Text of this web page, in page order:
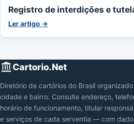
Registro de interdições e
Ler artigo →
Cartorio.Net
Diretório de cartórios do Brasil
cidade e bairro. Consulte endereço,
horário de funcionamento, titular
e serviços de cada serventia — com